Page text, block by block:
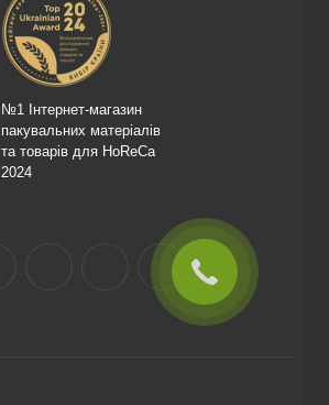
№1 Інтернет-магазин
пакувальних матеріалів
та товарів для HoReCa
2024